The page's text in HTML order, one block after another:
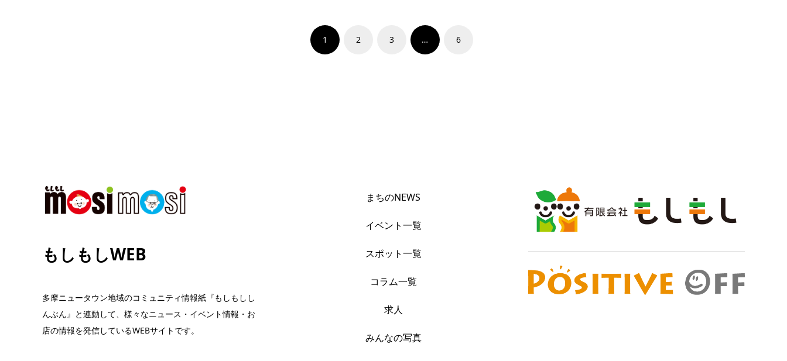
1 2 3 … 6
もしもしWEB
多摩ニュータウン地域のコミュニティ情報紙『もしもしし
んぶん』と連動して、様々なニュース・イベント情報・お
店の情報を発信しているWEBサイトです。
まちのNEWS
イベント一覧
スポット一覧
コラム一覧
求人
みんなの写真